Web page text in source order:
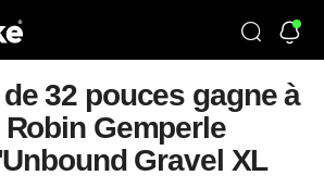
32 pouces gagne à
Gemperle
Gravel XL